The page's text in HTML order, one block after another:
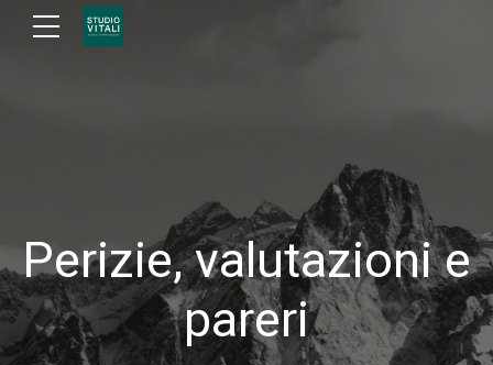
Perizie, valutazioni e
pareri